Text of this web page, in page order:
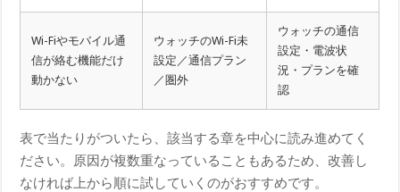
Wi-Fiやモバイル通
信が絡む機能だけ
動かない
ウォッチのWi-Fi未
設定／通信プラン
／圏外
ウォッチの通信
設定・電波状
況・プランを確
認
表で当たりがついたら、該当する章を中心に読み進めてく
ださい。原因が複数重なっていることもあるため、改善し
なければ上から順に試していくのがおすすめです。